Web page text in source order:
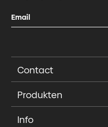
Contact
Produkten
Info